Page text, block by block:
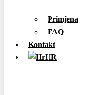
Primjena
FAQ
Kontakt
HR